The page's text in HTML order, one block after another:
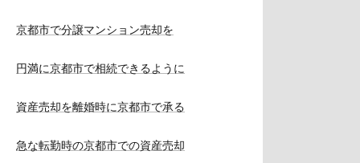
京都市で分譲マンション売却を
円満に京都市で相続できるように
資産売却を離婚時に京都市で承る
急な転勤時の京都市での資産売却